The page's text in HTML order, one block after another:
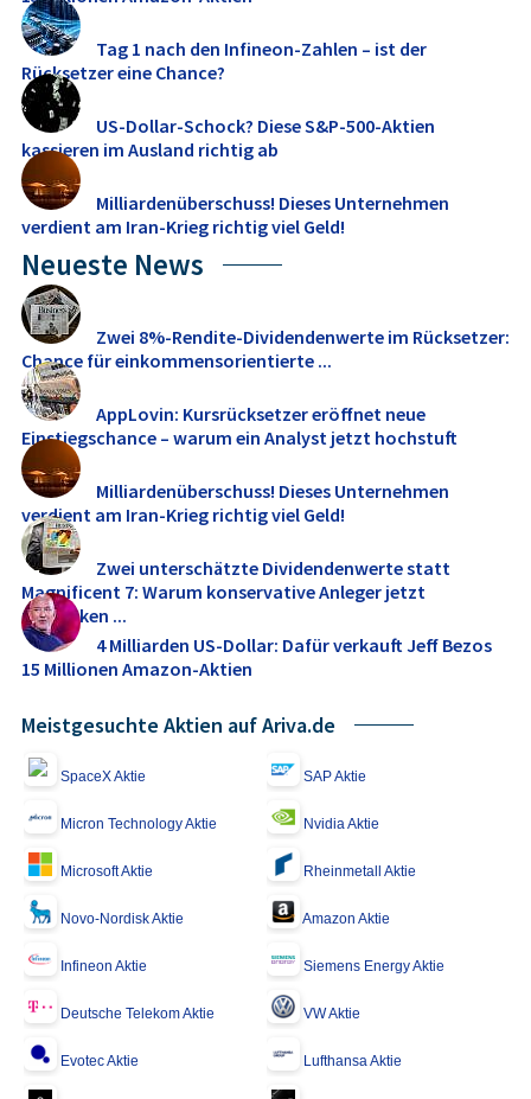
Tag 1 nach den Infineon-Zahlen – ist der
Rücksetzer eine Chance?
US-Dollar-Schock? Diese S&P-500-Aktien
kassieren im Ausland richtig ab
Milliardenüberschuss! Dieses Unternehmen
verdient am Iran-Krieg richtig viel Geld!
Neueste News
Zwei 8%-Rendite-Dividendenwerte im Rücksetzer:
Chance für einkommensorientierte ...
AppLovin: Kursrücksetzer eröffnet neue
Einstiegschance – warum ein Analyst jetzt hochstuft
Milliardenüberschuss! Dieses Unternehmen
verdient am Iran-Krieg richtig viel Geld!
Zwei unterschätzte Dividendenwerte statt
Magnificent 7: Warum konservative Anleger jetzt
umdenken ...
4 Milliarden US-Dollar: Dafür verkauft Jeff Bezos
15 Millionen Amazon-Aktien
Meistgesuchte Aktien auf Ariva.de
SpaceX Aktie SAP Aktie
Micron Technology Aktie Nvidia Aktie
Microsoft Aktie Rheinmetall Aktie
Novo-Nordisk Aktie Amazon Aktie
Infineon Aktie Siemens Energy Aktie
Deutsche Telekom Aktie VW Aktie
Evotec Aktie Lufthansa Aktie